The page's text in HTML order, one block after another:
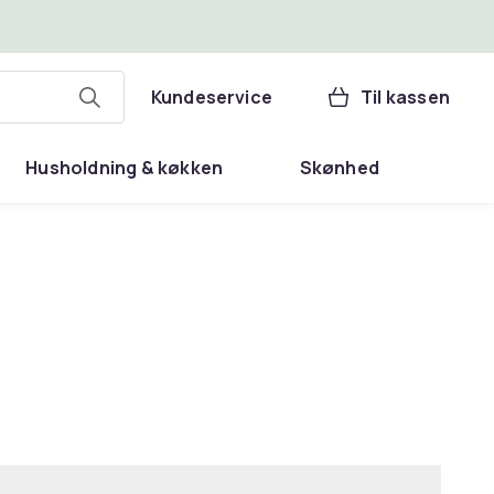
Kundeservice Til kassen
Husholdning & køkken Skønhed